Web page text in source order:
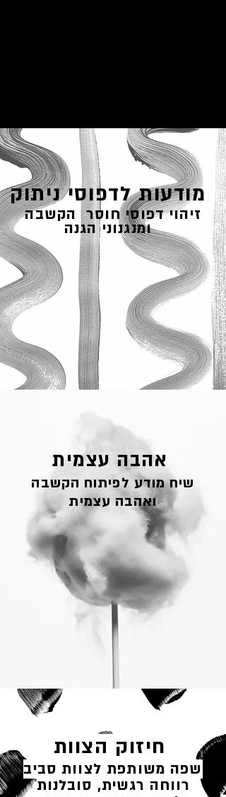
מודעות לדפוסי ניתוק
זיהוי דפוסי חוסר הקשבה
ומנגנוני הגנה
שיח מודע לפיתוח הקשבה
ואהבה עצמית
שפה משותפת לצוות סביב
רווחה רגשית, סובלנות